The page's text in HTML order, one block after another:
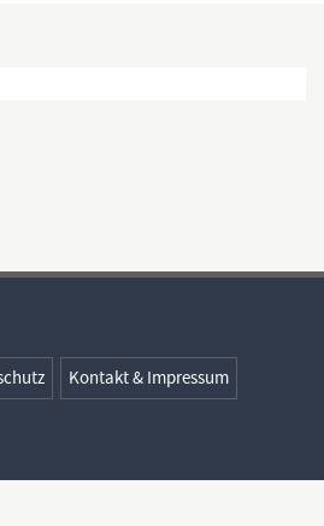
Kontakt & Impressum